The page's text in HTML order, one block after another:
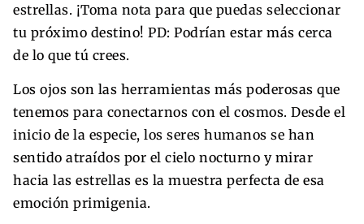
estrellas. ¡Toma nota para que puedas seleccionar
tu próximo destino! PD: Podrían estar más cerca
de lo que tú crees.
Los ojos son las herramientas más poderosas que
tenemos para conectarnos con el cosmos. Desde el
inicio de la especie, los seres humanos se han
sentido atraídos por el cielo nocturno y mirar
hacia las estrellas es la muestra perfecta de esa
emoción primigenia.